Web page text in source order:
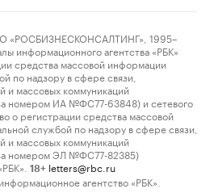
1995–
информационного агентства «РБК»
средства массовой информации
по надзору в сфере связи,
и массовых коммуникаций
номером ИА №ФС77-63848) и сетевого
о регистрации средства массовой
службой по надзору в сфере связи,
и массовых коммуникаций
номером ЭЛ №ФС77-82385)
18+ letters@rbc.ru
агентство «РБК».